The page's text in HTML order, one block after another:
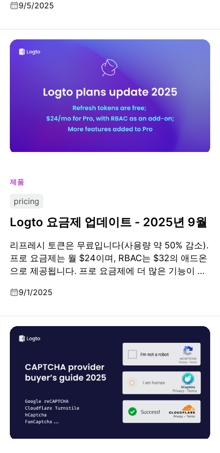
니다.9/5/2025
제품
pricing
Logto 요금제 업데이트 - 2025년 9월
리프레시 토큰은 무료입니다(사용량 약 50% 감소).
프로 요금제는 월 $24이며, RBAC는 $32의 애드온
으로 제공됩니다. 프로 요금제에 더 많은 기능이 추
9/1/2025
Logto 요금제 업데이트 - 2025년 9월
CAPTCHA 공급자 구매 안내서 2025